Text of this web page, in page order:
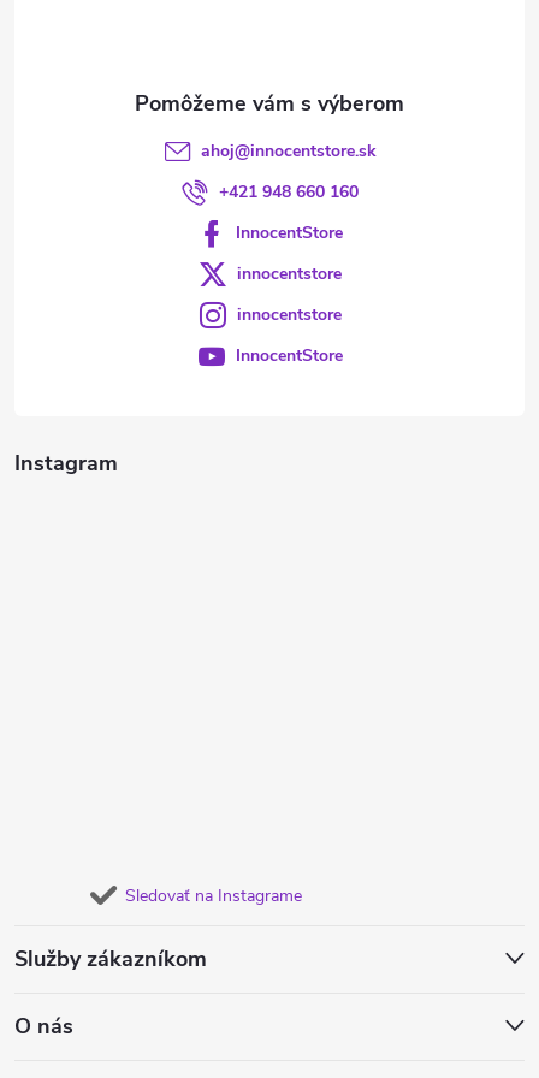
Instagram
Sledovať na Instagrame
Služby zákazníkom
O nás
ahoj@innocentstore.sk
+421 948 660 160
InnocentStore
innocentstore
innocentstore
InnocentStore